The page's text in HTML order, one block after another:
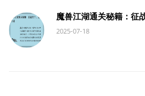
魔兽江湖通关秘籍：征
2025-07-18